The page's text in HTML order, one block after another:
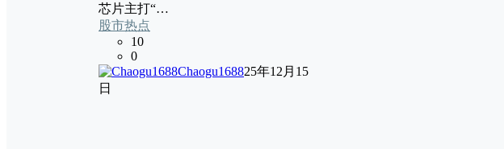
芯片主打“…
股市热点
10
0
Chaogu168825年12月15
日